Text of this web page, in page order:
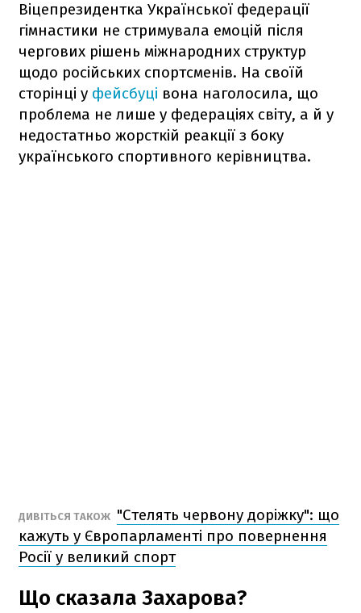
Віцепрезидентка Української федерації
гімнастики не стримувала емоцій після
чергових рішень міжнародних структур
щодо російських спортсменів. На своїй
сторінці у фейсбуці вона наголосила, що
проблема не лише у федераціях світу, а й у
недостатньо жорсткій реакції з боку
українського спортивного керівництва.
ДИВІТЬСЯ ТАКОЖ "Стелять червону доріжку": що
кажуть у Європарламенті про повернення
Росії у великий спорт
Що сказала Захарова?